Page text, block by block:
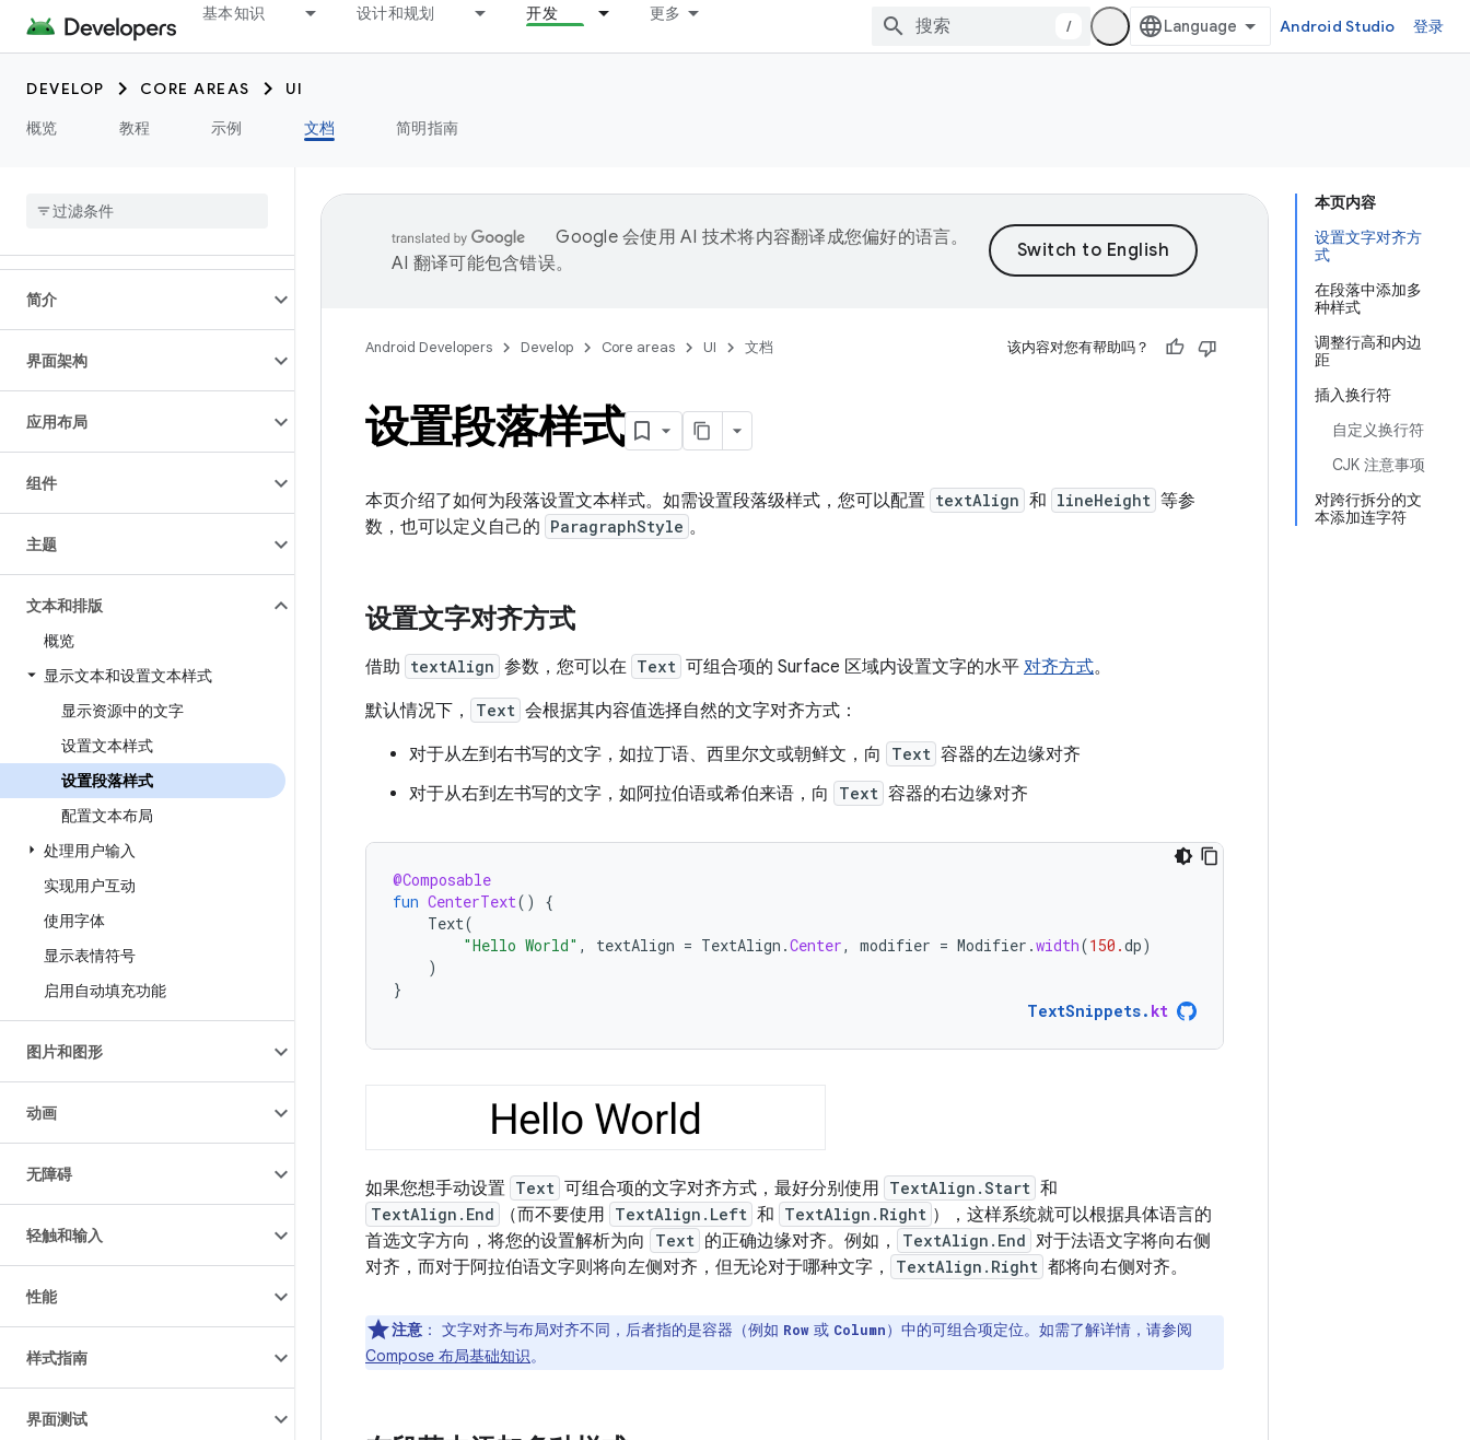
基本知识 设计和规划 开发 更多
/ Android Studio 登录
DEVELOP CORE AREAS
UI
概览
教程 示例 文档 简明指南
简介
界面架构
应用布局
组件
主题
文本和排版
概览
显示文本和设置文本样式
显示资源中的文字
设置文本样式
设置段落样式
配置文本布局
处理用户输入
实现用户互动
使用字体
显示表情符号
启用自动填充功能
图片和图形
动画
无障碍
轻触和输入
性能
样式指南
界面测试
本页内容
设置文字对齐方
式
在段落中添加多
种样式
调整行高和内边
距
插入换行符
自定义换行符
CJK 注意事项
对跨行拆分的文
本添加连字符
Google 会使用 AI 技术将内容翻译成您偏好的语言。
AI 翻译可能包含错误。
Android Developers Develop Core areas UI 文档 该内容对您有帮助吗？
设置段落样式
本页介绍了如何为段落设置文本样式。如需设置段落级样式，您可以配置 textAlign 和 lineHeight 等参
数，也可以定义自己的 ParagraphStyle 。
设置文字对齐方式
借助 textAlign 参数，您可以在 Text 可组合项的 Surface 区域内设置文字的水平 对齐方式。
默认情况下，
Text 会根据其内容值选择自然的文字对齐方式：
对于从左到右书写的文字，如拉丁语、西里尔文或朝鲜文，向
Text 容器的左边缘对齐
对于从右到左书写的文字，如阿拉伯语或希伯来语，向
Text 容器的右边缘对齐
@Composable
fun CenterText()
{
Text(
"Hello World" , textAlign = TextAlign .Center, modifier = Modifier .width(150.dp)
)
}
TextSnippets. kt
如果您想手动设置 Text 可组合项的文字对齐方式，最好分别使用 TextAlign.Start 和
TextAlign.End （而不要使用 TextAlign.Left 和 TextAlign.Right ），这样系统就可以根据具体语言的
首选文字方向，将您的设置解析为向
Text 的正确边缘对齐。例如， TextAlign.End 对于法语文字将向右侧
对齐，而对于阿拉伯语文字则将向左侧对齐，但无论对于哪种文字，
TextAlign.Right 都将向右侧对齐。
注意 ： 文字对齐与布局对齐不同，后者指的是容器（例如 Row 或 Column）中的可组合项定位。如需了解详情，请参阅
Compose 布局基础知识。